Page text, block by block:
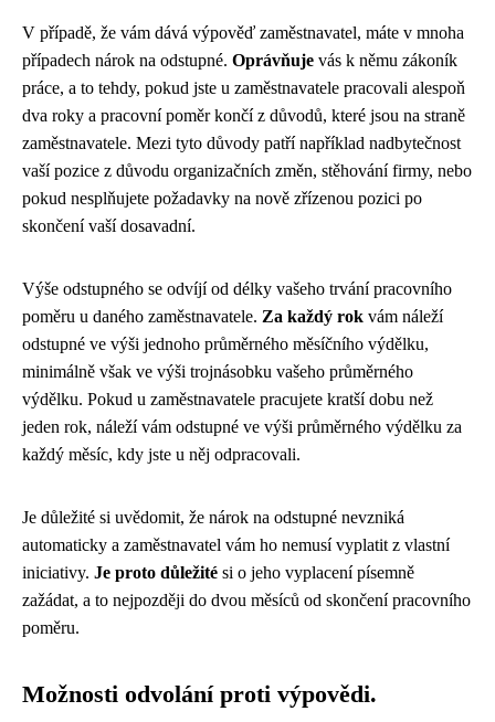
V případě, že vám dává výpověď zaměstnavatel, máte v mnoha
případech nárok na odstupné. Oprávňuje vás k němu zákoník
práce, a to tehdy, pokud jste u zaměstnavatele pracovali alespoň
dva roky a pracovní poměr končí z důvodů, které jsou na straně
zaměstnavatele. Mezi tyto důvody patří například nadbytečnost
vaší pozice z důvodu organizačních změn, stěhování firmy, nebo
pokud nesplňujete požadavky na nově zřízenou pozici po
skončení vaší dosavadní.
Výše odstupného se odvíjí od délky vašeho trvání pracovního
poměru u daného zaměstnavatele. Za každý rok vám náleží
odstupné ve výši jednoho průměrného měsíčního výdělku,
minimálně však ve výši trojnásobku vašeho průměrného
výdělku. Pokud u zaměstnavatele pracujete kratší dobu než
jeden rok, náleží vám odstupné ve výši průměrného výdělku za
každý měsíc, kdy jste u něj odpracovali.
Je důležité si uvědomit, že nárok na odstupné nevzniká
automaticky a zaměstnavatel vám ho nemusí vyplatit z vlastní
iniciativy. Je proto důležité si o jeho vyplacení písemně
zažádat, a to nejpozději do dvou měsíců od skončení pracovního
poměru.
Možnosti odvolání proti výpovědi.